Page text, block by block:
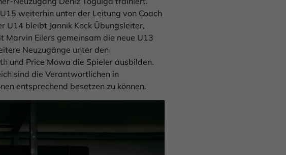
weiterhin unter der Leitung von Coach
U14 bleibt Jannik Kock Übungsleiter,
Marvin Eilers gemeinsam die neue U13
Neuzugänge unter den
und Price Mowa die Spieler ausbilden.
sind die Verantwortlichen in
entsprechend besetzen zu können.